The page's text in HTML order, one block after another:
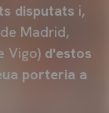
disputats i,
Madrid,
Vigo) d'estos
porteria a